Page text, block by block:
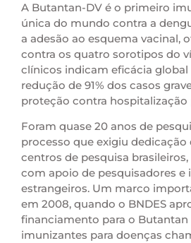
A Butantan-DV é o primeiro
única do mundo contra a
a adesão ao esquema vacinal,
contra os quatro sorotipos do
clínicos indicam eficácia global
redução de 91% dos casos
proteção contra hospitalização
Foram quase 20 anos de
processo que exigiu dedicação
centros de pesquisa
com apoio de pesquisadores e
estrangeiros. Um marco
em 2008, quando o BNDES
financiamento para o Butantan
imunizantes para doenças